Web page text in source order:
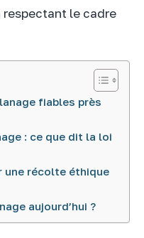
respectant le cadre
fiables près
: ce que dit la loi
une récolte éthique
aujourd’hui ?